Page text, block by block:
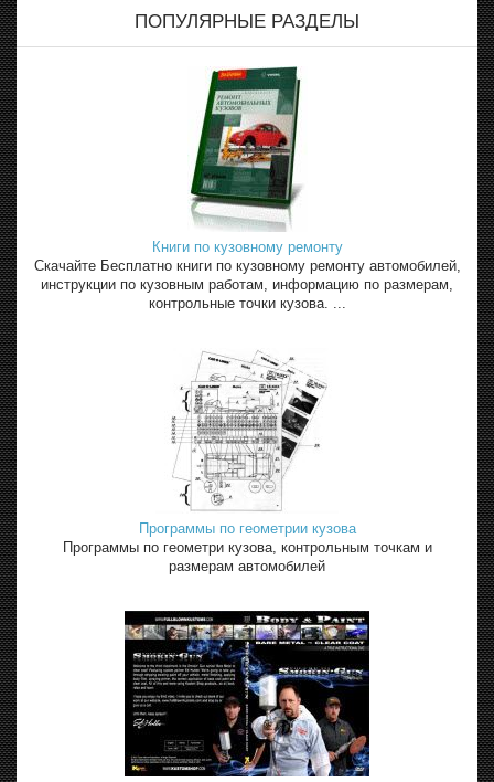
ПОПУЛЯРНЫЕ РАЗДЕЛЫ
Книги по кузовному ремонту
Скачайте Бесплатно книги по кузовному ремонту автомобилей,
инструкции по кузовным работам, информацию по размерам,
контрольные точки кузова. ...
Программы по геометрии кузова
Программы по геометри кузова, контрольным точкам и
размерам автомобилей